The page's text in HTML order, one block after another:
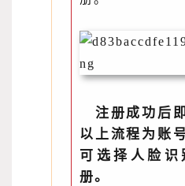
注册成功后
以上流程为账
可选择人脸识
册。